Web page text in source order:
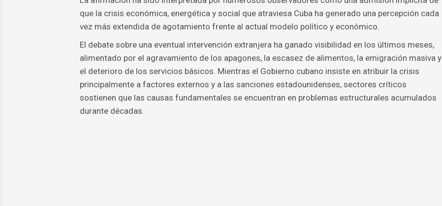
que la crisis económica, energética y social que atraviesa Cuba ha generado una percepción cada
vez más extendida de agotamiento frente al actual modelo político y económico.
El debate sobre una eventual intervención extranjera ha ganado visibilidad en los últimos meses,
alimentado por el agravamiento de los apagones, la escasez de alimentos, la emigración masiva y
el deterioro de los servicios básicos. Mientras el Gobierno cubano insiste en atribuir la crisis
principalmente a factores externos y a las sanciones estadounidenses, sectores críticos
sostienen que las causas fundamentales se encuentran en problemas estructurales acumulados
durante décadas.